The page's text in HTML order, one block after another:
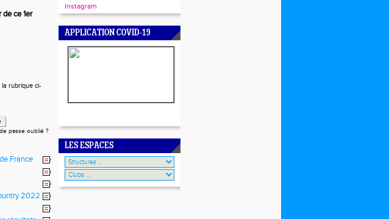
ce 1er
rubrique ci-
passe oublié ?
France
2022
Instagram
APPLICATION COVID-19
LES ESPACES